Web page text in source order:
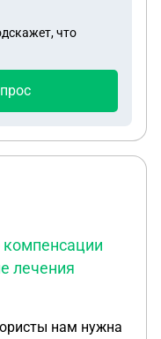
что
лечения
нам нужна